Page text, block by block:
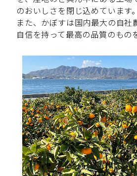
のおいしさを閉じ込めています。
また、かぼすは国内最大の自社
自信を持って最高の品質のもの